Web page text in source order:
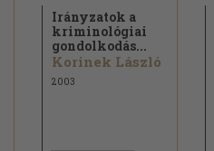
Irányzatok a
kriminológiai
gondolkodás...
Korinek László
2003